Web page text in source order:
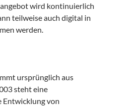
wird kontinuierlich
teilweise auch digital in
werden.
ursprünglich aus
steht eine
Entwicklung von